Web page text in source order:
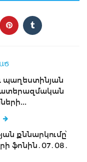
պաղեստինյան
քննարկումը՝
ֆոնին․07․08․